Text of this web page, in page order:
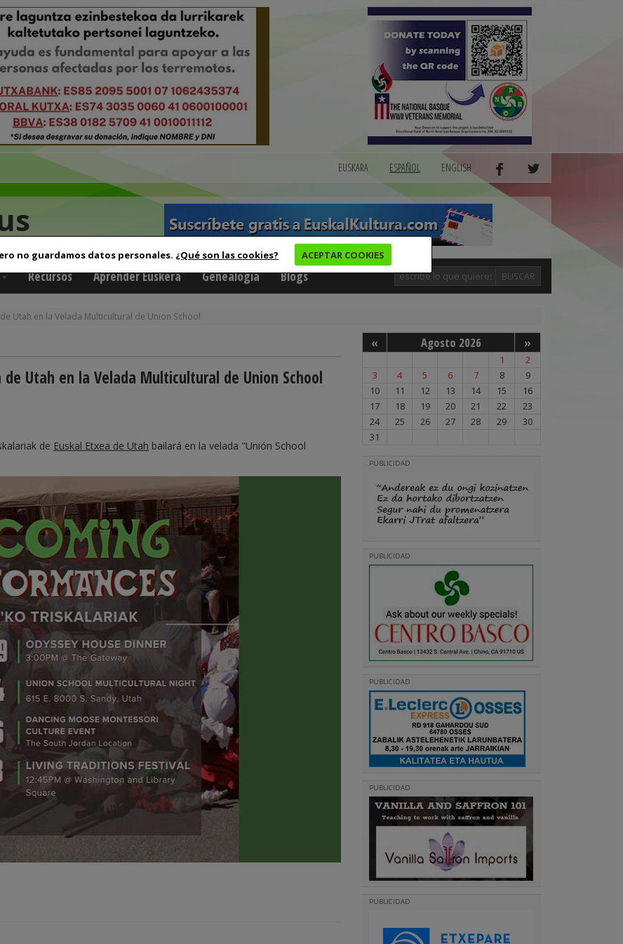
no guardamos datos personales. ¿Qué son las cookies? ACEPTAR COOKIES
EUSKARA ESPAÑOL ENGLISH
Recursos Aprender Euskera Genealogía Blogs BUSCAR
Utah en la Velada Multicultural de Union School
Utah en la Velada Multicultural de Union School
de Euskal Etxea de Utah bailará en la velada "Unión School
« Agosto 2026 »
1
2
3
4 5 6 7 8
9
10
11 12 13 14 15
16
17
18 19 20 21 22
23
24
25 26 27 28 29
30
31
PUBLICIDAD
PUBLICIDAD
PUBLICIDAD
PUBLICIDAD
PUBLICIDAD